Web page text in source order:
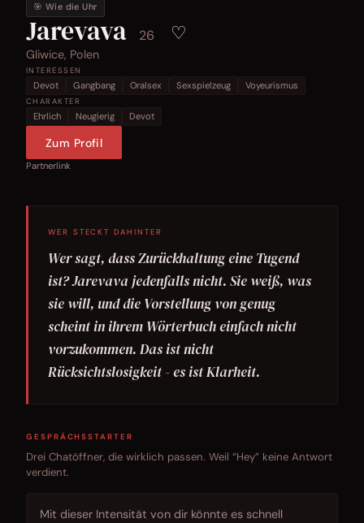
🎯 Wie die Uhr
Jarevava 26 ♡
Gliwice, Polen
INTERESSEN
Devot Gangbang Oralsex Sexspielzeug Voyeurismus
CHARAKTER
Ehrlich Neugierig Devot
Zum Profil
Partnerlink
WER STECKT DAHINTER
Wer sagt, dass Zurückhaltung eine Tugend
ist? Jarevava jedenfalls nicht. Sie weiß, was
sie will, und die Vorstellung von genug
scheint in ihrem Wörterbuch einfach nicht
vorzukommen. Das ist nicht
Rücksichtslosigkeit - es ist Klarheit.
GESPRÄCHSSTARTER
Drei Chatöffner, die wirklich passen. Weil “Hey” keine Antwort
verdient.
Mit dieser Intensität von dir könnte es schnell